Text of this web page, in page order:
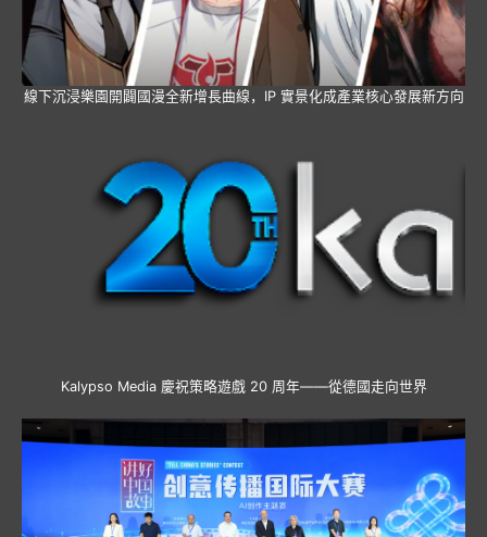
線下沉浸樂園開闢國漫全新增長曲線，IP 實景化成產業核心發展新方向
Kalypso Media 慶祝策略遊戲 20 周年——從德國走向世界